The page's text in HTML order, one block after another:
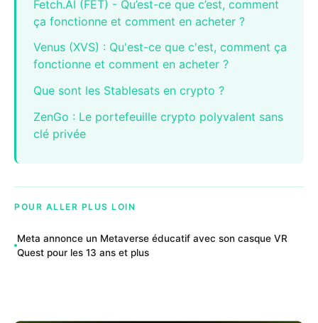
Fetch.AI (FET) - Qu’est-ce que c’est, comment
ça fonctionne et comment en acheter ?
Venus (XVS) : Qu'est-ce que c'est, comment ça
fonctionne et comment en acheter ?
Que sont les Stablesats en crypto ?
ZenGo : Le portefeuille crypto polyvalent sans
clé privée
POUR ALLER PLUS LOIN
Meta annonce un Metaverse éducatif avec son casque VR
Quest pour les 13 ans et plus